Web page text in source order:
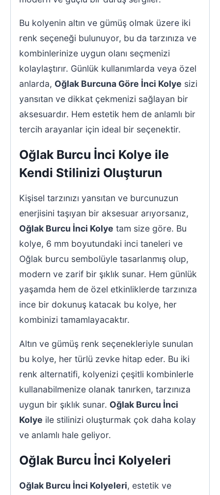
Bu kolyenin altın ve gümüş olmak üzere iki
renk seçeneği bulunuyor, bu da tarzınıza ve
kombinlerinize uygun olanı seçmenizi
kolaylaştırır. Günlük kullanımlarda veya özel
anlarda, Oğlak Burcuna Göre İnci Kolye sizi
yansıtan ve dikkat çekmenizi sağlayan bir
aksesuardır. Hem estetik hem de anlamlı bir
tercih arayanlar için ideal bir seçenektir.
Oğlak Burcu İnci Kolye ile
Kendi Stilinizi Oluşturun
Kişisel tarzınızı yansıtan ve burcunuzun
enerjisini taşıyan bir aksesuar arıyorsanız,
Oğlak Burcu İnci Kolye tam size göre. Bu
kolye, 6 mm boyutundaki inci taneleri ve
Oğlak burcu sembolüyle tasarlanmış olup,
modern ve zarif bir şıklık sunar. Hem günlük
yaşamda hem de özel etkinliklerde tarzınıza
ince bir dokunuş katacak bu kolye, her
kombinizi tamamlayacaktır.
Altın ve gümüş renk seçenekleriyle sunulan
bu kolye, her türlü zevke hitap eder. Bu iki
renk alternatifi, kolyenizi çeşitli kombinlerle
kullanabilmenize olanak tanırken, tarzınıza
uygun bir şıklık sunar. Oğlak Burcu İnci
Kolye ile stilinizi oluşturmak çok daha kolay
ve anlamlı hale geliyor.
Oğlak Burcu İnci Kolyeleri
Oğlak Burcu İnci Kolyeleri, estetik ve